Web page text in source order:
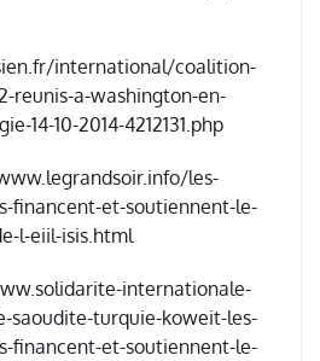
international/coalition-
reunis-a-washington-en-
14-10-2014-4212131.php
les-
financent-et-soutiennent-le-
l-eiil-isis.html
internationale-
saoudite-turquie-koweit-les-
financent-et-soutiennent-le-